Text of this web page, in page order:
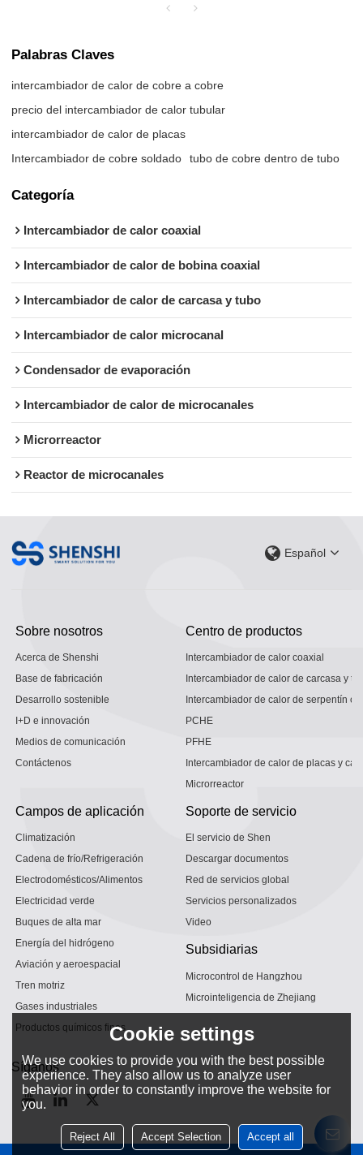
Palabras Claves
intercambiador de calor de cobre a cobre
precio del intercambiador de calor tubular
intercambiador de calor de placas
Intercambiador de cobre soldado
tubo de cobre dentro de tubo
Categoría
Intercambiador de calor coaxial
Intercambiador de calor de bobina coaxial
Intercambiador de calor de carcasa y tubo
Intercambiador de calor microcanal
Condensador de evaporación
Intercambiador de calor de microcanales
Microrreactor
Reactor de microcanales
Español
Sobre nosotros
Acerca de Shenshi
Base de fabricación
Desarrollo sostenible
I+D e innovación
Medios de comunicación
Contáctenos
Centro de productos
Intercambiador de calor coaxial
Intercambiador de calor de carcasa y
Intercambiador de calor de serpentín
PCHE
PFHE
Intercambiador de calor de placas y
Microrreactor
Campos de aplicación
Climatización
Cadena de frío/Refrigeración
Electrodomésticos/Alimentos
Electricidad verde
Buques de alta mar
Energía del hidrógeno
Aviación y aeroespacial
Tren motriz
Gases industriales
Productos químicos finos
Soporte de servicio
El servicio de Shen
Descargar documentos
Red de servicios global
Servicios personalizados
Video
Subsidiarias
Microcontrol de Hangzhou
Microinteligencia de Zhejiang
Síganos
Cookie settings
We use cookies to provide you with the best possible
experience. They also allow us to analyze user
behavior in order to constantly improve the website for
you.
Reject All Accept Selection Accept all